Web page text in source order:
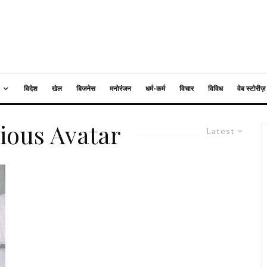
विदेश खेल बिजनेस मनोरंजन धर्म-कर्म विचार विविध वेब स्टोरीज़
Latest
Avatar